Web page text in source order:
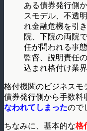
ある債券発行側
スモデル、不透
れ金融危機を引
院、下院の両院
任が問われる事
監督、説明責任
込まれ格付け業
格付機関のビジネスモ
債券発行側から手数料
なわれてしまったので
ちなみに、基本的な格